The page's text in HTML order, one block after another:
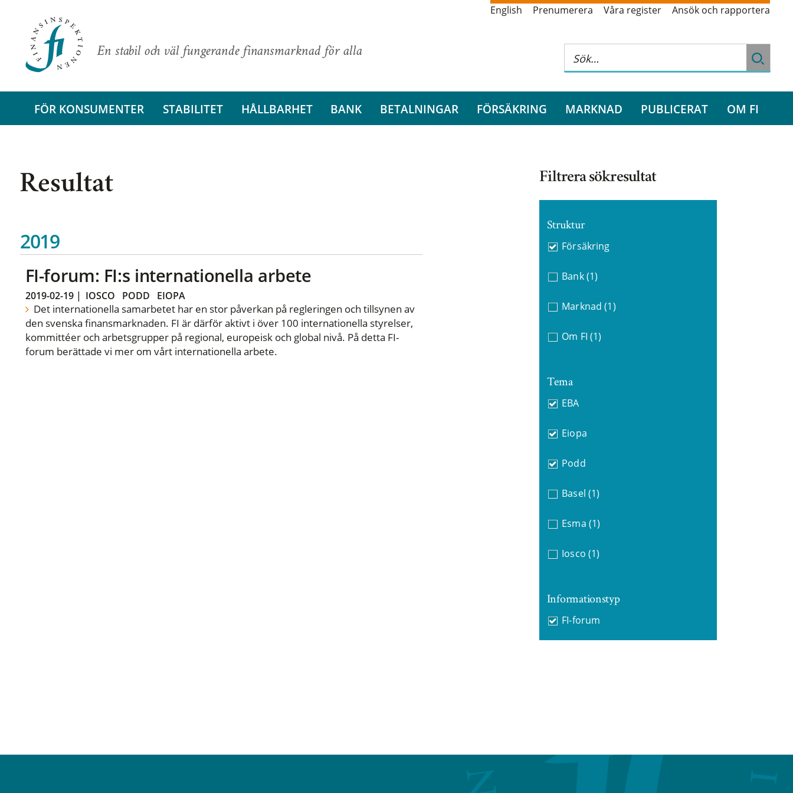
En stabil och väl fungerande finansmarknad för alla
English Prenumerera Våra register Ansök och rapportera
FÖR KONSUMENTER STABILITET HÅLLBARHET BANK BETALNINGAR FÖRSÄKRING MARKNAD PUBLICERAT OM FI
Resultat
2019
FI-forum: FI:s internationella arbete
2019-02-19| IOSCO PODD EIOPA
Det internationella samarbetet har en stor påverkan på regleringen och tillsynen av
den svenska finansmarknaden. FI är därför aktivt i över 100 internationella styrelser,
kommittéer och arbetsgrupper på regional, europeisk och global nivå. På detta FI-
forum berättade vi mer om vårt internationella arbete.
Filtrera sökresultat
Struktur
Försäkring
Bank (1)
Marknad (1)
Om FI (1)
Tema
EBA
Eiopa
Podd
Basel (1)
Esma (1)
Iosco (1)
Informationstyp
FI-forum